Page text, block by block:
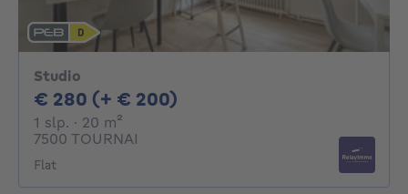
Studio
€ 280 (+ € 200)
1 slp. 1 slaapkamer
· 20 m²
7500 TOURNAI
Flat